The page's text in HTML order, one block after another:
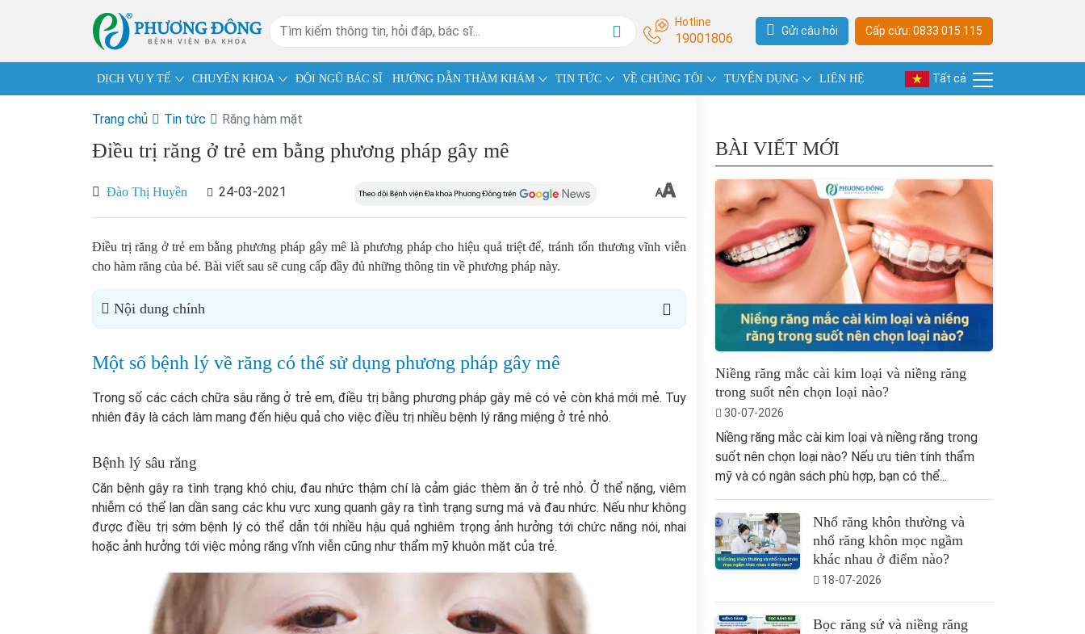
Hotline
19001806 Gửi câu hỏi Cấp cứu: 0833 015 115
DỊCH VỤ Y TẾ CHUYÊN KHOA ĐỘI NGŨ BÁC SĨ HƯỚNG DẪN THĂM KHÁM TIN TỨC VỀ CHÚNG TÔI TUYỂN DỤNG LIÊN HỆ Tất cả
Trang chủ Tin tức Răng hàm mặt
Điều trị răng ở trẻ em bằng phương pháp gây mê
Đào Thị Huyền 24-03-2021
Điều trị răng ở trẻ em bằng phương pháp gây mê là phương pháp cho hiệu quả triệt để, tránh tổn thương vĩnh viễn
cho hàm răng của bé. Bài viết sau sẽ cung cấp đầy đủ những thông tin về phương pháp này.
Nội dung chính
Một số bệnh lý về răng có thể sử dụng phương pháp gây mê
Trong số các cách chữa sâu răng ở trẻ em, điều trị bằng phương pháp gây mê có vẻ còn khá mới mẻ. Tuy
nhiên đây là cách làm mang đến hiệu quả cho việc điều trị nhiều bệnh lý răng miệng ở trẻ nhỏ.
Bệnh lý sâu răng
Căn bệnh gây ra tình trạng khó chịu, đau nhức thậm chí là cảm giác thèm ăn ở trẻ nhỏ. Ở thể nặng, viêm
nhiễm có thể lan dần sang các khu vực xung quanh gây ra tình trạng sưng má và đau nhức. Nếu như không
được điều trị sớm bệnh lý có thể dẫn tới nhiều hậu quả nghiêm trọng ảnh hưởng tới chức năng nói, nhai
hoặc ảnh hưởng tới việc mỏng răng vĩnh viễn cũng như thẩm mỹ khuôn mặt của trẻ.
BÀI VIẾT MỚI
Niềng răng mắc cài kim loại và niềng răng
trong suốt nên chọn loại nào?
30-07-2026
Niềng răng mắc cài kim loại và niềng răng trong
suốt nên chọn loại nào? Nếu ưu tiên tính thẩm
mỹ và có ngân sách phù hợp, bạn có thể...
Nhổ răng khôn thường và
nhổ răng khôn mọc ngầm
khác nhau ở điểm nào?
18-07-2026
Bọc răng sứ và niềng răng